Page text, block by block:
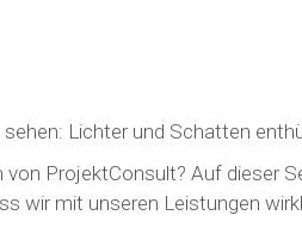
Lichter und Schatten
ProjektConsult? Auf dieser
wir mit unseren Leistungen